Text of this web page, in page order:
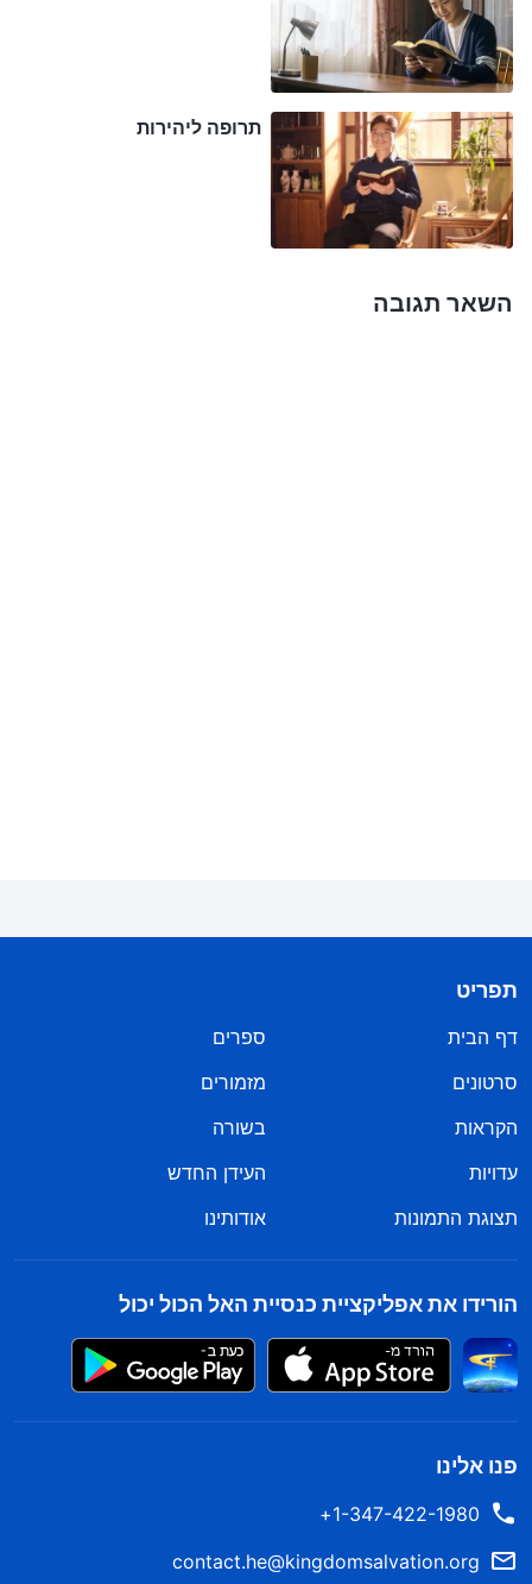
תרופה ליהירות
השאר תגובה
תפריט
דף הבית
ספרים
סרטונים
מזמורים
הקראות
בשורה
עדויות
העידן החדש
תצוגת התמונות
אודותינו
הורידו את אפליקציית כנסיית האל הכול יכול
פנו אלינו
1-347-422-1980+
contact.he@kingdomsalvation.org